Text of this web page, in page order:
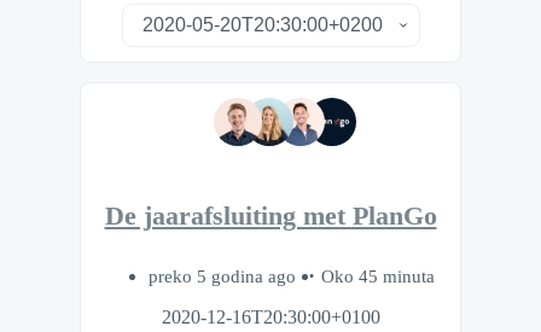
De jaarafsluiting met PlanGo
preko 5 godina ago
Oko 45 minuta
2020-12-16T20:30:00+0100